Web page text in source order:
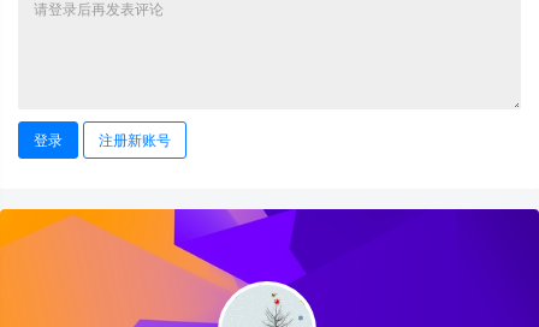
登录 注册新账号